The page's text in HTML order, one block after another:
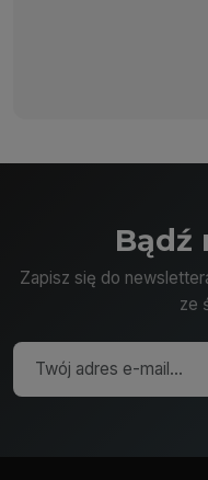
Bądź
Zapisz się do
ze